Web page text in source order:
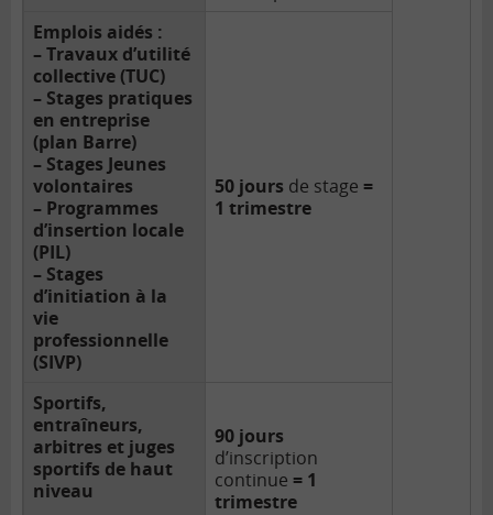
Emplois aidés :
– Travaux d’utilité
collective (TUC)
– Stages pratiques
en entreprise
(plan Barre)
– Stages Jeunes
volontaires
– Programmes
d’insertion locale
(PIL)
– Stages
d’initiation à la
vie
professionnelle
(SIVP)
50 jours de stage =
1 trimestre
Sportifs,
entraîneurs,
arbitres et juges
sportifs de haut
niveau
90 jours
d’inscription
continue = 1
trimestre